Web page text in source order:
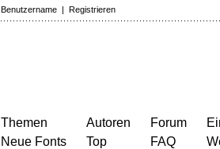
Benutzername | Registrieren
Themen
Neue Fonts
Autoren
Top
Forum
FAQ